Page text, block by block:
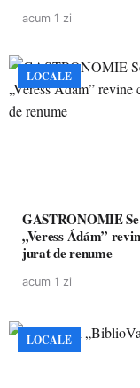
acum 1 zi
LOCALE
GASTRONOMIE Se încing ceaunele la Satu Mare! Concursul
„Veress Ádám”
jurat de renume
acum 1 zi
LOCALE